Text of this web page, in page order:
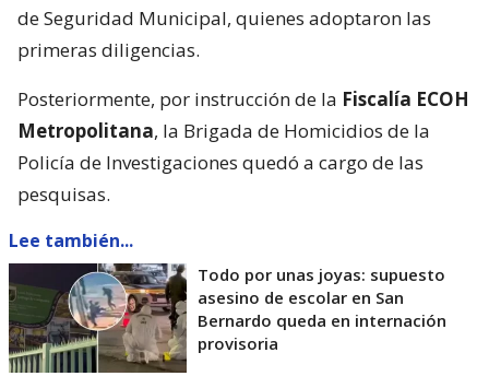
de Seguridad Municipal, quienes adoptaron las
primeras diligencias.
Posteriormente, por instrucción de la Fiscalía ECOH
Metropolitana, la Brigada de Homicidios de la
Policía de Investigaciones quedó a cargo de las
pesquisas.
Lee también...
Todo por unas joyas: supuesto
asesino de escolar en San
Bernardo queda en internación
provisoria